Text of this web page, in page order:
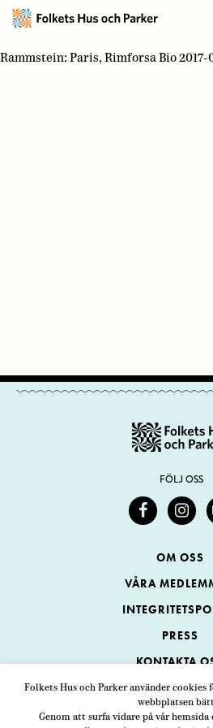
Folkets Hus och Parker använder cookies
webbplatsen
Genom att surfa vidare på vår hemsida
Rammstein: Paris, Rimforsa Bio 2017-
FÖLJ OSS
OM OSS
VÅRA
PRESS
KONTAKTA
Folkets Hus och